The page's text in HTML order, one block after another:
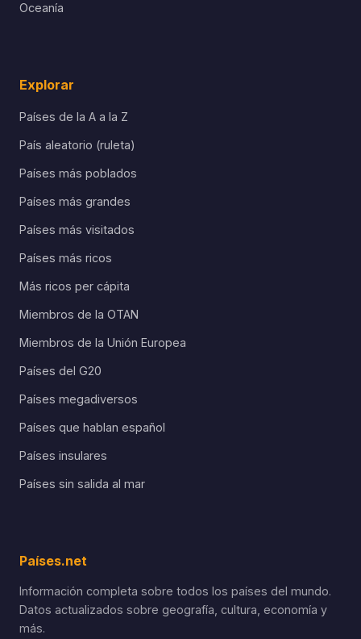
Oceanía
Explorar
Países de la A a la Z
País aleatorio (ruleta)
Países más poblados
Países más grandes
Países más visitados
Países más ricos
Más ricos per cápita
Miembros de la OTAN
Miembros de la Unión Europea
Países del G20
Países megadiversos
Países que hablan español
Países insulares
Países sin salida al mar
Países.net
Información completa sobre todos los países del mundo.
Datos actualizados sobre geografía, cultura, economía y
más.